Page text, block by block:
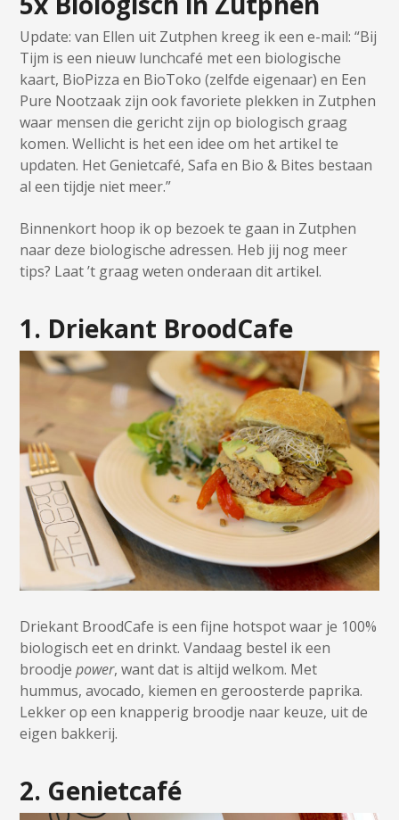
Update: van Ellen uit Zutphen kreeg ik een e-mail: “Bij
Tijm is een nieuw lunchcafé met een biologische
kaart, BioPizza en BioToko (zelfde eigenaar) en Een
Pure Nootzaak zijn ook favoriete plekken in Zutphen
waar mensen die gericht zijn op biologisch graag
komen. Wellicht is het een idee om het artikel te
updaten. Het Genietcafé, Safa en Bio & Bites bestaan
al een tijdje niet meer.”
Binnenkort hoop ik op bezoek te gaan in Zutphen
naar deze biologische adressen. Heb jij nog meer
tips? Laat ’t graag weten onderaan dit artikel.
1. Driekant BroodCafe
Driekant BroodCafe is een fijne hotspot waar je 100%
biologisch eet en drinkt. Vandaag bestel ik een
broodjepower, want dat is altijd welkom. Met
hummus, avocado, kiemen en geroosterde paprika.
Lekker op een knapperig broodje naar keuze, uit de
eigen bakkerij.
2. Genietcafé